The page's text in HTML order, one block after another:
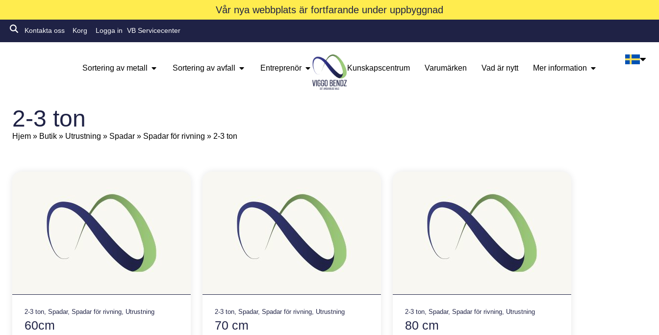
Vår nya webbplats är fortfarande under uppbyggnad
Kontakta oss Korg Logga in VB Servicecenter
Sortering av metall Sortering av avfall Entreprenör Kunskapscentrum Varumärken Vad är nytt Mer information
2-3 ton
Hjem » Butik » Utrustning » Spadar » Spadar för rivning » 2-3 ton
2-3 ton, Spadar, Spadar för rivning, Utrustning
60cm
2-3 ton, Spadar, Spadar för rivning, Utrustning
70 cm
2-3 ton, Spadar, Spadar för rivning, Utrustning
80 cm